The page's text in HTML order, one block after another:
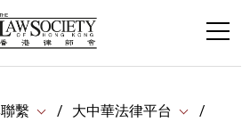
繫
大中華法律平台